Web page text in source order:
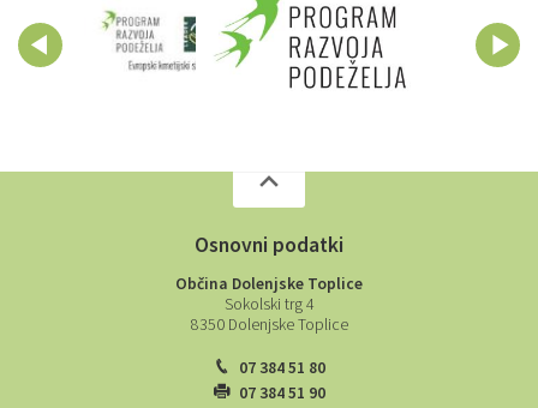
Osnovni podatki
Občina Dolenjske Toplice
Sokolski trg 4
8350 Dolenjske Toplice
07 384 51 80
07 384 51 90